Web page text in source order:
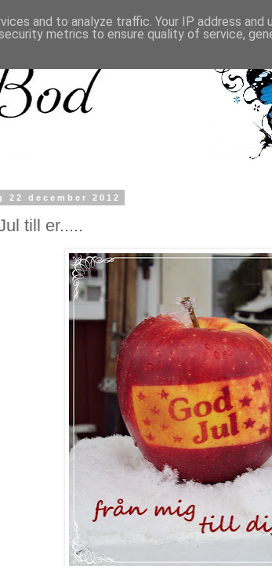
22 december 2012
till er.....
and to analyze traffic. Your IP address and
metrics to ensure quality of service,